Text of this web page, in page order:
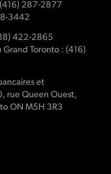
287-2877
3442
422-2865
Toronto : (416)
et
rue Queen Ouest,
ON M5H 3R3